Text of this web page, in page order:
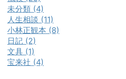
未分類 (4)
人生相談 (11)
小林正観本 (8)
日記 (2)
文具 (1)
宝来社 (4)